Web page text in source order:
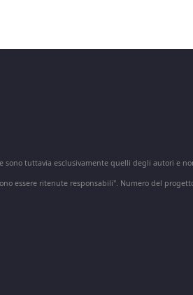
tuttavia esclusivamente quelli degli autori e
essere ritenute responsabili". Numero del progetto